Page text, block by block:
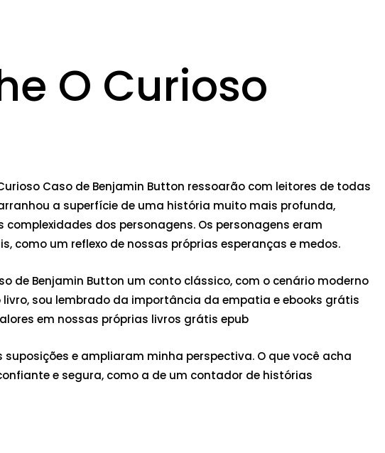
O Curioso
Caso de Benjamin Button ressoarão com leitores de todas
a superfície de uma história muito mais profunda,
dos personagens. Os personagens eram
como um reflexo de nossas próprias esperanças e medos.
de Benjamin Button um conto clássico, com o cenário moderno
sou lembrado da importância da empatia e ebooks grátis
em nossas próprias livros grátis epub
e ampliaram minha perspectiva. O que você acha
e segura, como a de um contador de histórias